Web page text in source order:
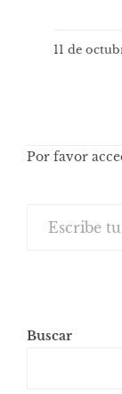
11 de
Por favor
Buscar